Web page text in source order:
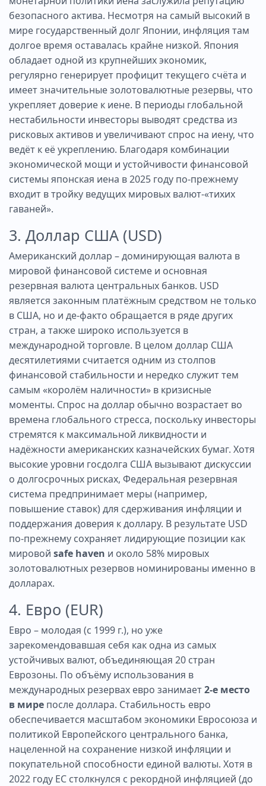
безопасного актива. Несмотря на самый высокий в
мире государственный долг Японии, инфляция там
долгое время оставалась крайне низкой. Япония
обладает одной из крупнейших экономик,
регулярно генерирует профицит текущего счёта и
имеет значительные золотовалютные резервы, что
укрепляет доверие к иене. В периоды глобальной
нестабильности инвесторы выводят средства из
рисковых активов и увеличивают спрос на иену, что
ведёт к её укреплению. Благодаря комбинации
экономической мощи и устойчивости финансовой
системы японская иена в 2025 году по-прежнему
входит в тройку ведущих мировых валют-«тихих
гаваней».
3. Доллар США (USD)
Американский доллар – доминирующая валюта в
мировой финансовой системе и основная
резервная валюта центральных банков. USD
является законным платёжным средством не только
в США, но и де-факто обращается в ряде других
стран, а также широко используется в
международной торговле. В целом доллар США
десятилетиями считается одним из столпов
финансовой стабильности и нередко служит тем
самым «королём наличности» в кризисные
моменты. Спрос на доллар обычно возрастает во
времена глобального стресса, поскольку инвесторы
стремятся к максимальной ликвидности и
надёжности американских казначейских бумаг. Хотя
высокие уровни госдолга США вызывают дискуссии
о долгосрочных рисках, Федеральная резервная
система предпринимает меры (например,
повышение ставок) для сдерживания инфляции и
поддержания доверия к доллару. В результате USD
по-прежнему сохраняет лидирующие позиции как
мировой safe haven и около 58% мировых
золотовалютных резервов номинированы именно в
долларах.
4. Евро (EUR)
Евро – молодая (с 1999 г.), но уже
зарекомендовавшая себя как одна из самых
устойчивых валют, объединяющая 20 стран
Еврозоны. По объёму использования в
международных резервах евро занимает2-е место
в мире после доллара. Стабильность евро
обеспечивается масштабом экономики Евросоюза и
политикой Европейского центрального банка,
нацеленной на сохранение низкой инфляции и
покупательной способности единой валюты. Хотя в
2022 году ЕС столкнулся с рекордной инфляцией (до